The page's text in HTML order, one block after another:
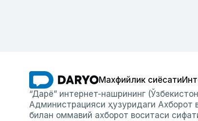
Махфийлик сиёсати
“Дарё” интернет-нашрининг
Администрацияси ҳузуридаги Ахборот
билан оммавий ахборот воситаси